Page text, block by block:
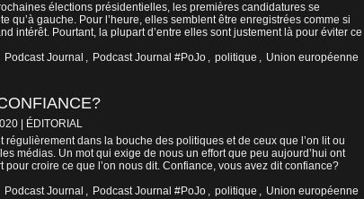
élections présidentielles, les premières candidatures se
qu’à gauche. Pour l’heure, elles semblent être enregistrées comme si
intérêt. Pourtant, la plupart d’entre elles sont justement là pour éviter ce
Podcast Journal , Podcast Journal #PoJo , politique , Union européenne
ÉDITORIAL
régulièrement dans la bouche des politiques et de ceux que l’on lit ou
médias. Un mot qui exige de nous un effort que peu aujourd’hui ont
pour croire ce que l’on nous dit. Confiance, vous avez dit confiance?
Podcast Journal , Podcast Journal #PoJo , politique , Union européenne